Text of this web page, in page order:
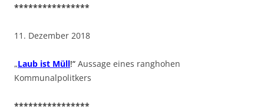
****************
11. Dezember 2018
„Laub ist Müll!“ Aussage eines ranghohen
Kommunalpolitkers
****************